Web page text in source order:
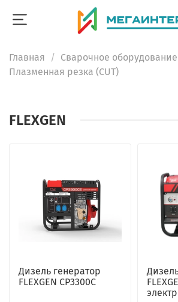
Главная
Сварочное оборудование
Плазменная резка (CUT)
FLEXGEN
Дизель генератор
FLEXGEN CP3300C